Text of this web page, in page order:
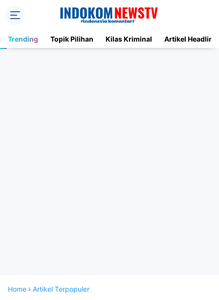
Trending Topik Pilihan Kilas Kriminal Artikel Headline
Home Artikel Terpopuler